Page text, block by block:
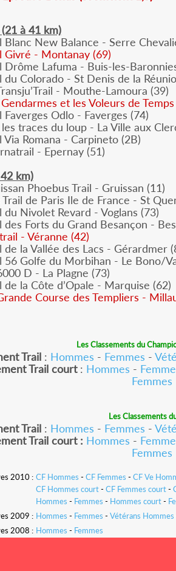
à 41 km)
Blanc New Balance - Serre
Givré - Montanay (69)
Drôme Lafuma - Buis-les-
du Colorado - St Denis de la
- Mouthe-Lamoura (39)
et les Voleurs de
Faverges Odlo - Faverges (74)
traces du loup - La Ville aux
Via Romana - Carpineto (2B)
- Epernay (51)
km)
Phoebus Trail - Gruissan (11)
de Paris Ile de France - St
du Nivolet Revard - Voglans (73)
des Forts du Grand Besançon -
- Véranne (42)
de la Vallée des Lacs - Gérardmer
56 Golfe du Morbihan - Le Bono/
D - La Plagne (73)
de la Côte d’Opale - Marquise (62)
Course des Templiers -
Les Classements du
Trail: Hommes - Femmes -
Trail court: Hommes -
Femmes
Les Classements
Trail: Hommes - Femmes -
Trail court : Hommes -
Femmes
2010 : CF Hommes - CF Femmes - CF Ve
CF Hommes court- CF Femmes court-
Hommes - Femmes - Hommes court-
2009 : Hommes - Femmes - Vétérans Hommes
2008 : Hommes - Femmes